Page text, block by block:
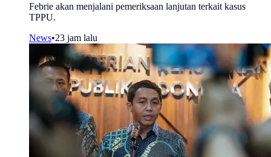
Febrie akan menjalani pemeriksaan lanjutan terkait kasus
TPPU.
News•23 jam lalu